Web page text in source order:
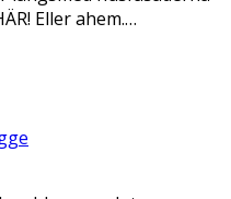
Eller ahem.…